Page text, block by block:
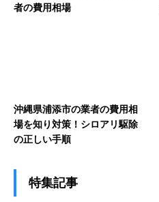
者の費用相場
沖縄県浦添市の業者の費用相
場を知り対策！シロアリ駆除
の正しい手順
特集記事